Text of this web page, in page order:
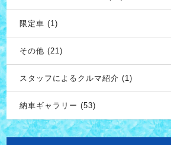
限定車 (1)
その他 (21)
スタッフによるクルマ紹介 (1)
納車ギャラリー (53)